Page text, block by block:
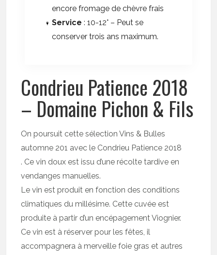
encore fromage de chèvre frais
Service : 10-12° – Peut se
conserver trois ans maximum.
Condrieu Patience 2018
– Domaine Pichon & Fils
On poursuit cette sélection Vins & Bulles
automne 201 avec le Condrieu Patience 2018
. Ce vin doux est issu d’une récolte tardive en
vendanges manuelles.
Le vin est produit en fonction des conditions
climatiques du millésime. Cette cuvée est
produite à partir d’un encépagement Viognier.
Ce vin est à réserver pour les fêtes, il
accompagnera à merveille foie gras et autres